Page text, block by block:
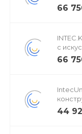
66
с
66
44